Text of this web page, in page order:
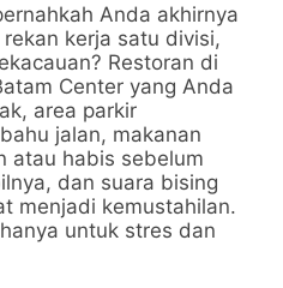
Anda akhirnya
kerja satu divisi,
Restoran di
Center yang Anda
area parkir
jalan, makanan
atau habis sebelum
dan suara bising
menjadi kemustahilan.
untuk stres dan